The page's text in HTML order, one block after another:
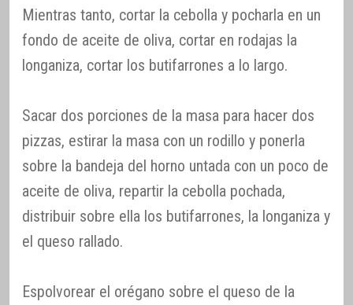
Mientras tanto, cortar la cebolla y pocharla en un
fondo de aceite de oliva, cortar en rodajas la
longaniza, cortar los butifarrones a lo largo.
Sacar dos porciones de la masa para hacer dos
pizzas, estirar la masa con un rodillo y ponerla
sobre la bandeja del horno untada con un poco de
aceite de oliva, repartir la cebolla pochada,
distribuir sobre ella los butifarrones, la longaniza y
el queso rallado.
Espolvorear el orégano sobre el queso de la